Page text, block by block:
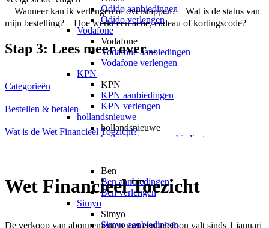
Odido aanbiedingen
Odido verlengen
Vodafone
Vodafone
Vodafone aanbiedingen
Vodafone verlengen
KPN
KPN
KPN aanbiedingen
KPN verlengen
hollandsnieuwe
hollandsnieuwe
hollandsnieuwe aanbiedingen
Ben
Ben aanbiedingen
Ben verlengen
Simyo
Simyo
Simyo aanbiedingen
Wanneer kan ik verlengen of overstappen?
Wat is de status van
mijn bestelling?
Hoe werkt een actie, cadeau of kortingscode?
Stap 3: Lees meer over...
Categorieën
Bestellen & betalen
Wat is de Wet Financieel Toezicht?
Wet Financieel Toezicht
De verkoop van abonnementen met een telefoon valt sinds 1 januari